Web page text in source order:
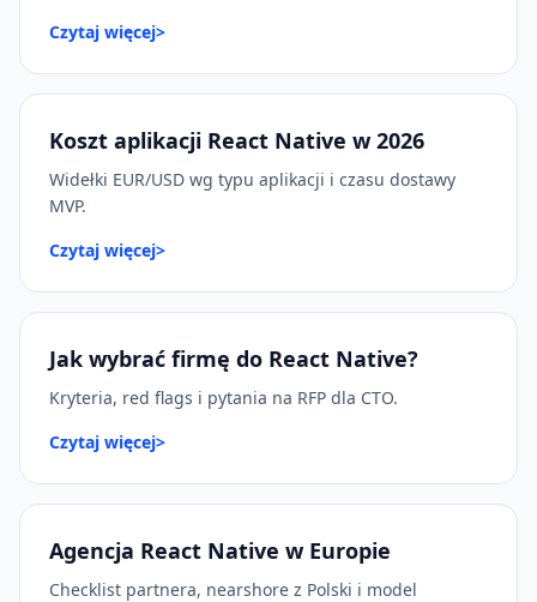
Czytaj więcej>
Koszt aplikacji React Native w 2026
Widełki EUR/USD wg typu aplikacji i czasu dostawy
MVP.
Czytaj więcej>
Jak wybrać firmę do React Native?
Kryteria, red flags i pytania na RFP dla CTO.
Czytaj więcej>
Agencja React Native w Europie
Checklist partnera, nearshore z Polski i model